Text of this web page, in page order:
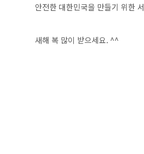
안전한 대한민국을 만들기 위한
새해 복 많이 받으세요. ^^